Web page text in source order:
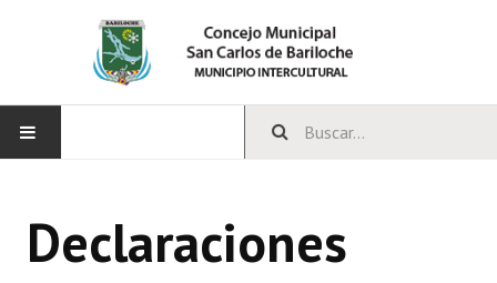
CONCEJO
Declaraciones